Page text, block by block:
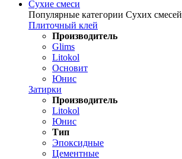
Сухие смеси
Популярные категории Сухих смесей
Плиточный клей
Производитель
Glims
Litokol
Основит
Юнис
Затирки
Производитель
Litokol
Юнис
Тип
Эпоксидные
Цементные